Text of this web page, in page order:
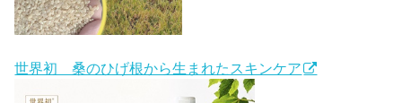
世界初 桑のひげ根から生まれたスキンケア